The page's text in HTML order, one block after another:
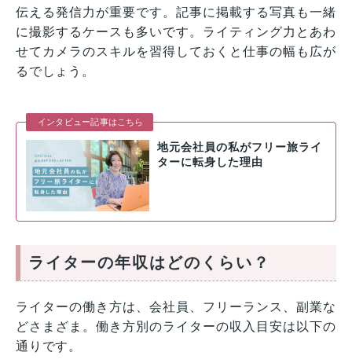
伝える発信力が重要です。記事に掲載する写真も一緒
に撮影するケースも多いです。ライティング力とあわ
せてカメラのスキルを習得しておくと仕事の幅も広が
るでしょう。
インタビュー記事はこちら
地元会社員の私がフリー旅ライ
ターに転身した理由
ライターの年収はどのくらい？
ライターの働き方は、会社員、フリーランス、副業な
どさまざま。働き方別のライターの収入目安は以下の
通りです。